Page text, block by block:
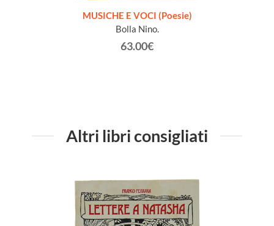
MUSICHE E VOCI (Poesie)
Bolla Nino.
63.00€
Altri libri consigliati